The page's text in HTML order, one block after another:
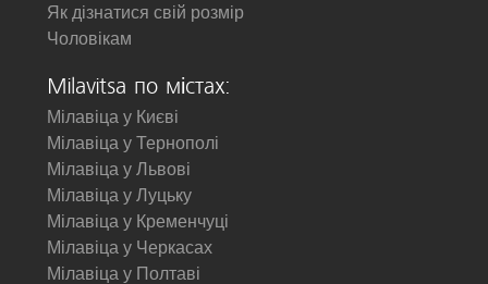
Як дізнатися свій розмір
Чоловікам
Milavitsa по містах:
Мілавіца у Києві
Мілавіца у Тернополі
Мілавіца у Львові
Мілавіца у Луцьку
Мілавіца у Кременчуці
Мілавіца у Черкасах
Мілавіца у Полтаві